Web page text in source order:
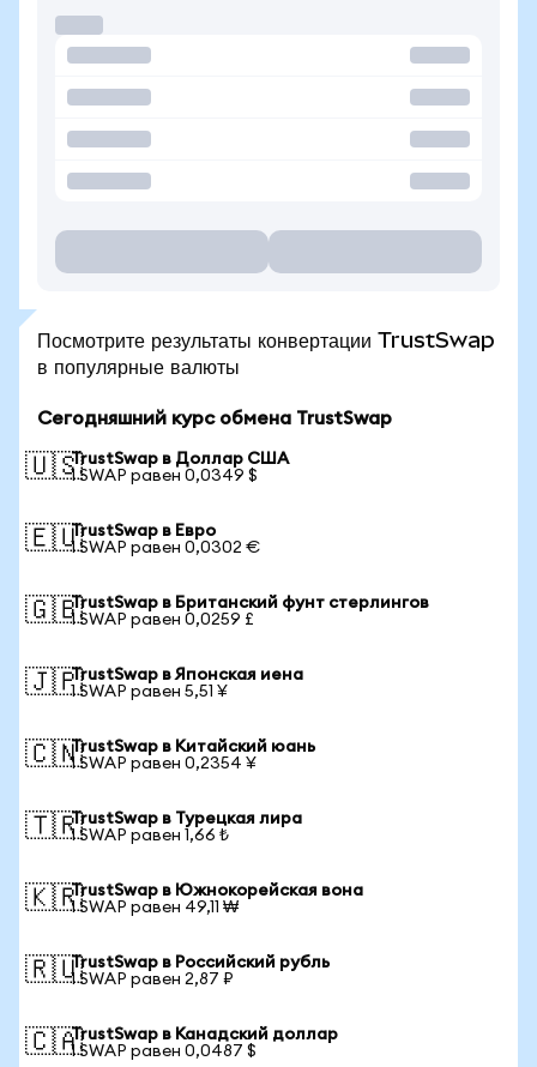
Посмотрите результаты конвертации TrustSwap
в популярные валюты
Сегодняшний курс обмена TrustSwap
🇺🇸TrustSwap в Доллар США
1 SWAP равен 0,0349 $
🇪🇺TrustSwap в Евро
1 SWAP равен 0,0302 €
🇬🇧TrustSwap в Британский фунт стерлингов
1 SWAP равен 0,0259 £
🇯🇵TrustSwap в Японская иена
1 SWAP равен 5,51 ¥
🇨🇳TrustSwap в Китайский юань
1 SWAP равен 0,2354 ¥
🇹🇷TrustSwap в Турецкая лира
1 SWAP равен 1,66 ₺
🇰🇷TrustSwap в Южнокорейская вона
1 SWAP равен 49,11 ₩
🇷🇺TrustSwap в Российский рубль
1 SWAP равен 2,87 ₽
🇨🇦TrustSwap в Канадский доллар
1 SWAP равен 0,0487 $